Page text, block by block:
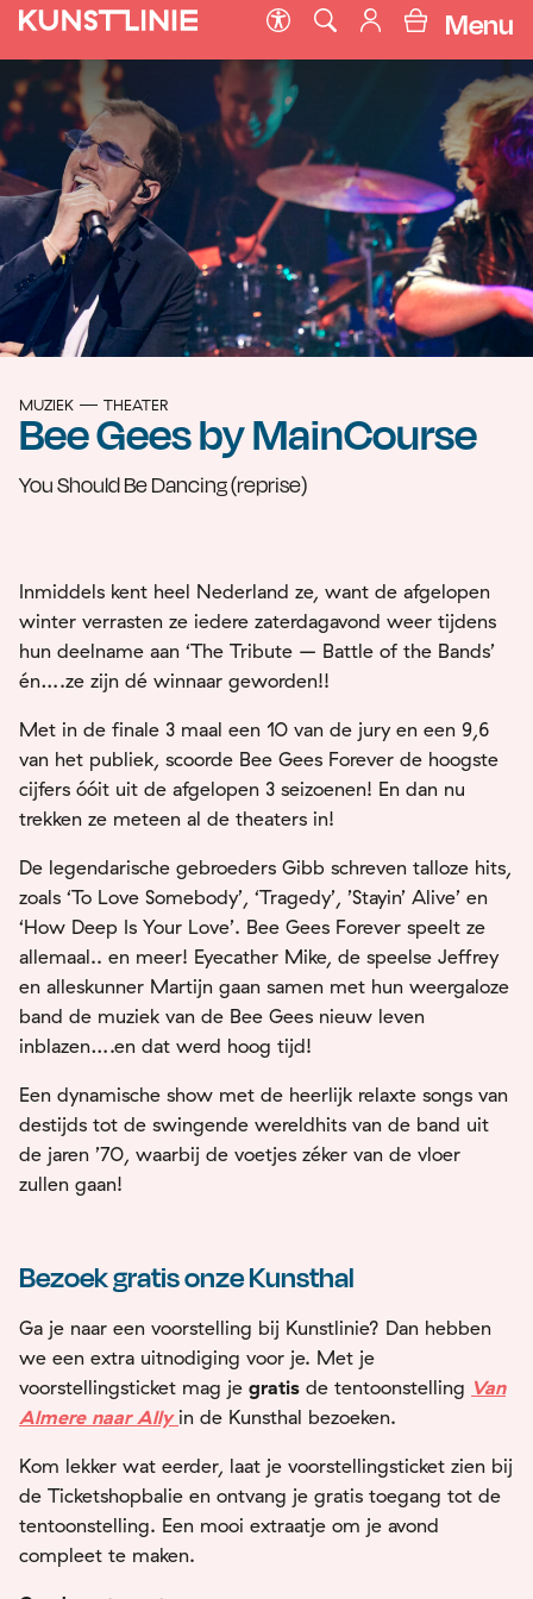
Menu
MUZIEK THEATER
Bee Gees by MainCourse
You Should Be Dancing (reprise)
Inmiddels kent heel Nederland ze, want de afgelopen
winter verrasten ze iedere zaterdagavond weer tijdens
hun deelname aan ‘The Tribute – Battle of the Bands’
én….ze zijn dé winnaar geworden!!
Met in de finale 3 maal een 10 van de jury en een 9,6
van het publiek, scoorde Bee Gees Forever de hoogste
cijfers óóit uit de afgelopen 3 seizoenen! En dan nu
trekken ze meteen al de theaters in!
De legendarische gebroeders Gibb schreven talloze hits,
zoals ‘To Love Somebody’, ‘Tragedy’, ’Stayin’ Alive’ en
‘How Deep Is Your Love’. Bee Gees Forever speelt ze
allemaal.. en meer! Eyecather Mike, de speelse Jeffrey
en alleskunner Martijn gaan samen met hun weergaloze
band de muziek van de Bee Gees nieuw leven
inblazen….en dat werd hoog tijd!
Een dynamische show met de heerlijk relaxte songs van
destijds tot de swingende wereldhits van de band uit
de jaren ’70, waarbij de voetjes zéker van de vloer
zullen gaan!
Bezoek gratis onze Kunsthal
Ga je naar een voorstelling bij Kunstlinie? Dan hebben
we een extra uitnodiging voor je. Met je
voorstellingsticket mag je gratis de tentoonstelling Van
Almere naar Ally in de Kunsthal bezoeken.
Kom lekker wat eerder, laat je voorstellingsticket zien bij
de Ticketshopbalie en ontvang je gratis toegang tot de
tentoonstelling. Een mooi extraatje om je avond
compleet te maken.